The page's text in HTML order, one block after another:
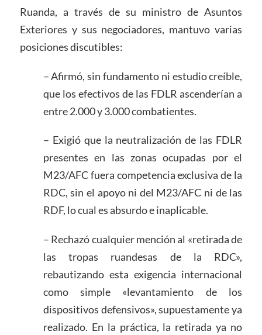
Ruanda, a través de su ministro de Asuntos
Exteriores y sus negociadores, mantuvo varias
posiciones discutibles:
– Afirmó, sin fundamento ni estudio creíble,
que los efectivos de las FDLR ascenderían a
entre 2.000 y 3.000 combatientes.
– Exigió que la neutralización de las FDLR
presentes en las zonas ocupadas por el
M23/AFC fuera competencia exclusiva de la
RDC, sin el apoyo ni del M23/AFC ni de las
RDF, lo cual es absurdo e inaplicable.
– Rechazó cualquier mención al «retirada de
las tropas ruandesas de la RDC»,
rebautizando esta exigencia internacional
como simple «levantamiento de los
dispositivos defensivos», supuestamente ya
realizado. En la práctica, la retirada ya no